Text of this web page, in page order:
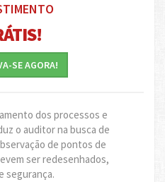
SE AGORA!
dos processos e
o auditor na busca de
de pontos de
ser redesenhados,
segurança.